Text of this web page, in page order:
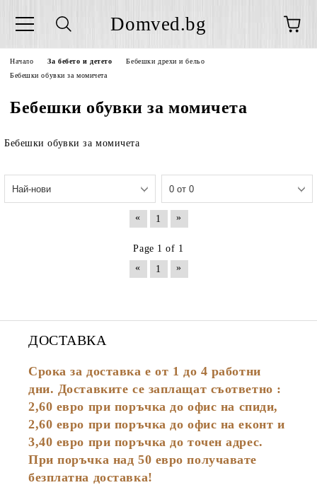
Domved.bg
Начало За бебето и детето
Бебешки дрехи и бельо
Бебешки обувки за момичета
Бебешки обувки за момичета
Бебешки обувки за момичета
« 1 »
Page 1 of 1
«
1 »
ДОСТАВКА
Срока за доставка е от 1 до 4 работни
дни. Доставките се заплащат съответно :
2,60 евро при поръчка до офис на спиди,
2,60 евро при поръчка до офис на еконт и
3,40 евро при поръчка до точен адрес.
При поръчка над 50 евро получавате
безплатна доставка!